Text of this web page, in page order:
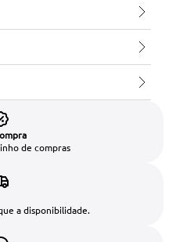
de compras
a disponibilidade.